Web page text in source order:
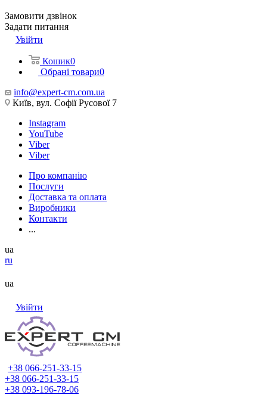
Замовити дзвінок
Задати питання
Увійти
Кошик0
Обрані товари0
info@expert-cm.com.ua
Київ, вул. Софії Русової 7
Instagram
YouTube
Viber
Viber
Про компанію
Послуги
Доставка та оплата
Виробники
Контакти
...
ua
ru
ua
Увійти
+38 066-251-33-15
+38 066-251-33-15
+38 093-196-78-06